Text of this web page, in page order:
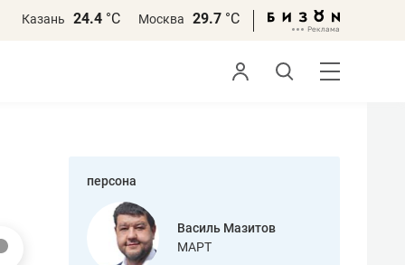
Казань 24.4 °С Москва 29.7 °С
персона
Василь Мазитов
МАРТ